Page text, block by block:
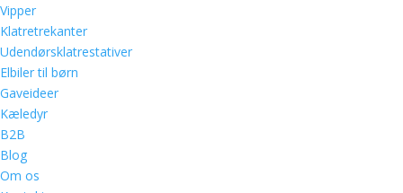
Vipper
Klatretrekanter
Udendørsklatrestativer
Elbiler til børn
Gaveideer
Kæledyr
B2B
Blog
Om os